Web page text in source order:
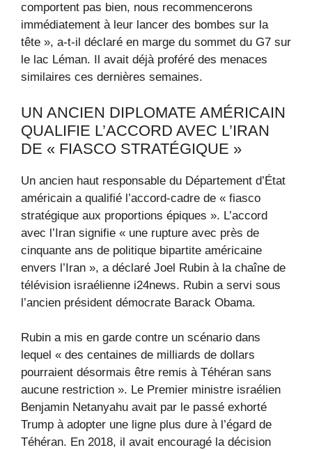
comportent pas bien, nous recommencerons
immédiatement à leur lancer des bombes sur la
tête », a-t-il déclaré en marge du sommet du G7 sur
le lac Léman. Il avait déjà proféré des menaces
similaires ces dernières semaines.
UN ANCIEN DIPLOMATE AMÉRICAIN
QUALIFIE L’ACCORD AVEC L’IRAN
DE « FIASCO STRATÉGIQUE »
Un ancien haut responsable du Département d’État
américain a qualifié l’accord-cadre de « fiasco
stratégique aux proportions épiques ». L’accord
avec l’Iran signifie « une rupture avec près de
cinquante ans de politique bipartite américaine
envers l’Iran », a déclaré Joel Rubin à la chaîne de
télévision israélienne i24news. Rubin a servi sous
l’ancien président démocrate Barack Obama.
Rubin a mis en garde contre un scénario dans
lequel « des centaines de milliards de dollars
pourraient désormais être remis à Téhéran sans
aucune restriction ». Le Premier ministre israélien
Benjamin Netanyahu avait par le passé exhorté
Trump à adopter une ligne plus dure à l’égard de
Téhéran. En 2018, il avait encouragé la décision